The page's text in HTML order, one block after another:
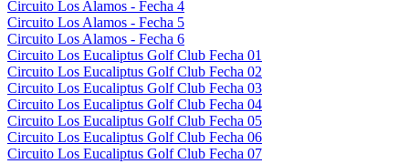
Circuito Los Alamos - Fecha 4
Circuito Los Alamos - Fecha 5
Circuito Los Alamos - Fecha 6
Circuito Los Eucaliptus Golf Club Fecha 01
Circuito Los Eucaliptus Golf Club Fecha 02
Circuito Los Eucaliptus Golf Club Fecha 03
Circuito Los Eucaliptus Golf Club Fecha 04
Circuito Los Eucaliptus Golf Club Fecha 05
Circuito Los Eucaliptus Golf Club Fecha 06
Circuito Los Eucaliptus Golf Club Fecha 07